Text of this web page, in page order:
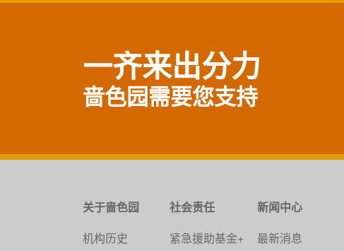
一齐来出分力
啬色园需要您支持
关于啬色园
机构历史
社会责任
紧急援助基金+
新闻中心
最新消息